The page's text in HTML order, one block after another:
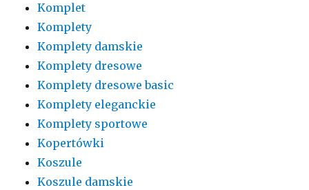
Komplet
Komplety
Komplety damskie
Komplety dresowe
Komplety dresowe basic
Komplety eleganckie
Komplety sportowe
Kopertówki
Koszule
Koszule damskie